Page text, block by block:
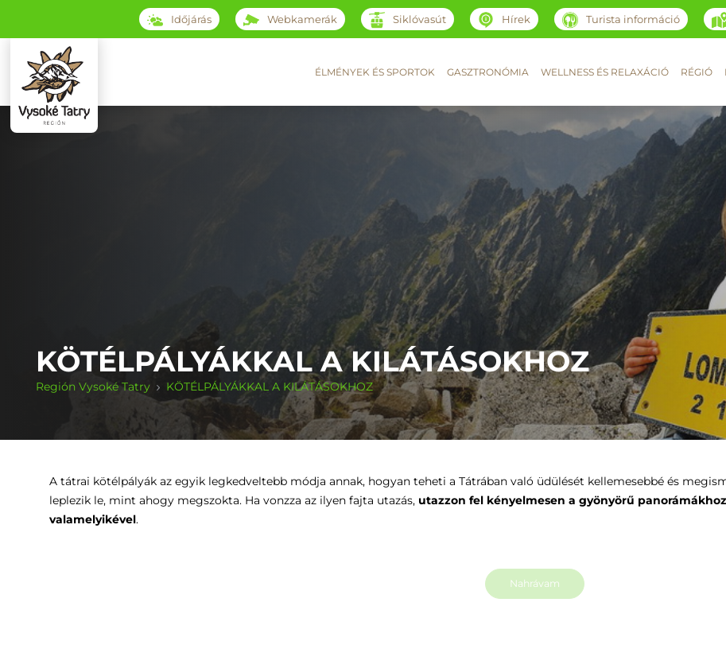
Időjárás Webkamerák Siklóvasút Hírek Turista információ
ÉLMÉNYEK ÉS SPORTOK GASZTRONÓMIA WELLNESS ÉS RELAXÁCIÓ RÉGIÓ
KÖTÉLPÁLYÁKKAL A KILÁTÁSOKHOZ
Región Vysoké Tatry KÖTÉLPÁLYÁKKAL A KILÁTÁSOKHOZ
A tátrai kötélpályák az egyik legkedveltebb módja annak, hogyan teheti a Tátrában való üdülését kellemesebbé és
leplezik le, mint ahogy megszokta. Ha vonzza az ilyen fajta utazás, utazzon fel kényelmesen a gyönyörű
valamelyikével.
Nahrávam